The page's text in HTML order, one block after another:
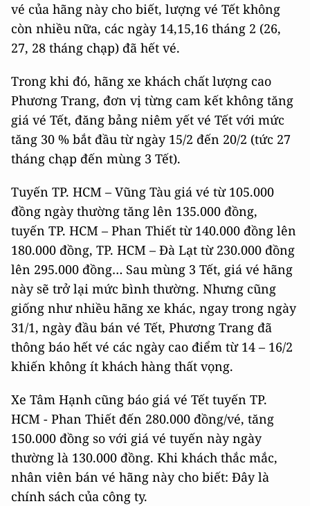
vé của hãng này cho biết, lượng vé Tết không
còn nhiều nữa, các ngày 14,15,16 tháng 2 (26,
27, 28 tháng chạp) đã hết vé.
Trong khi đó, hãng xe khách chất lượng cao
Phương Trang, đơn vị từng cam kết không tăng
giá vé Tết, đăng bảng niêm yết vé Tết với mức
tăng 30 % bắt đầu từ ngày 15/2 đến 20/2 (tức 27
tháng chạp đến mùng 3 Tết).
Tuyến TP. HCM – Vũng Tàu giá vé từ 105.000
đồng ngày thường tăng lên 135.000 đồng,
tuyến TP. HCM – Phan Thiết từ 140.000 đồng lên
180.000 đồng, TP. HCM – Đà Lạt từ 230.000 đồng
lên 295.000 đồng… Sau mùng 3 Tết, giá vé hãng
này sẽ trở lại mức bình thường. Nhưng cũng
giống như nhiều hãng xe khác, ngay trong ngày
31/1, ngày đầu bán vé Tết, Phương Trang đã
thông báo hết vé các ngày cao điểm từ 14 – 16/2
khiến không ít khách hàng thất vọng.
Xe Tâm Hạnh cũng báo giá vé Tết tuyến TP.
HCM - Phan Thiết đến 280.000 đồng/vé, tăng
150.000 đồng so với giá vé tuyến này ngày
thường là 130.000 đồng. Khi khách thắc mắc,
nhân viên bán vé hãng này cho biết: Đây là
chính sách của công ty.